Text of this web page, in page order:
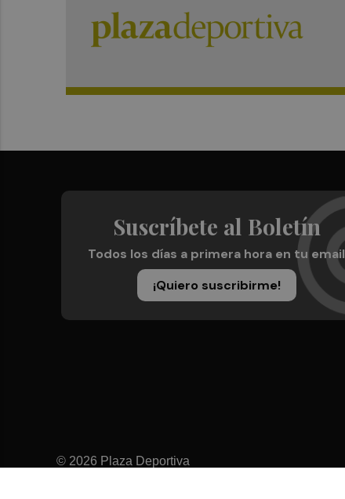
Suscríbete al Boletín
Todos los días a primera hora en tu email
¡Quiero suscribirme!
© 2026 Plaza Deportiva